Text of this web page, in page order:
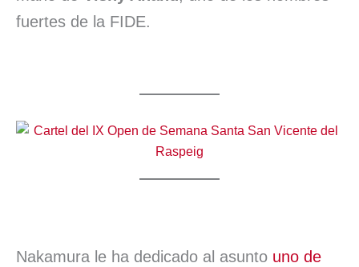
fuertes de la FIDE.
Nakamura le ha dedicado al asunto uno de